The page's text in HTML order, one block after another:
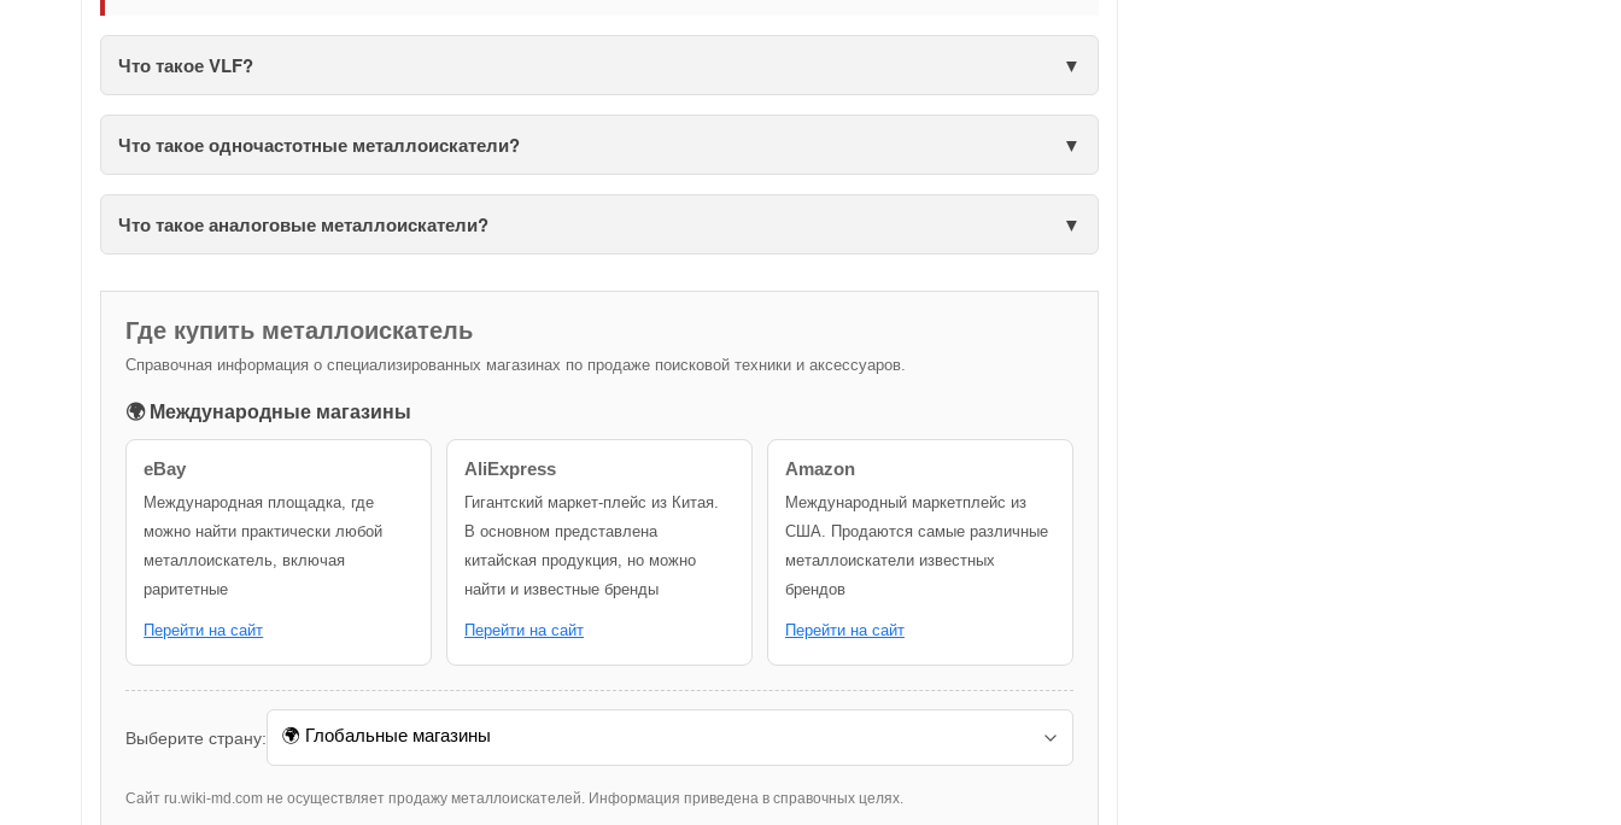
Что такое VLF?
Что такое одночастотные металлоискатели?
Что такое аналоговые металлоискатели?
Где купить металлоискатель
Справочная информация о специализированных магазинах по продаже поисковой техники и аксессуаров.
🌍 Международные магазины
eBay
Международная площадка, где
можно найти практически любой
металлоискатель, включая
раритетные
Перейти на сайт
AliExpress
Гигантский маркет-плейс из Китая.
В основном представлена
китайская продукция, но можно
найти и известные бренды
Перейти на сайт
Amazon
Международный маркетплейс из
США. Продаются самые различные
металлоискатели известных
брендов
Перейти на сайт
Выберите страну:
Сайт ru.wiki-md.com не осуществляет продажу металлоискателей. Информация приведена в справочных целях.